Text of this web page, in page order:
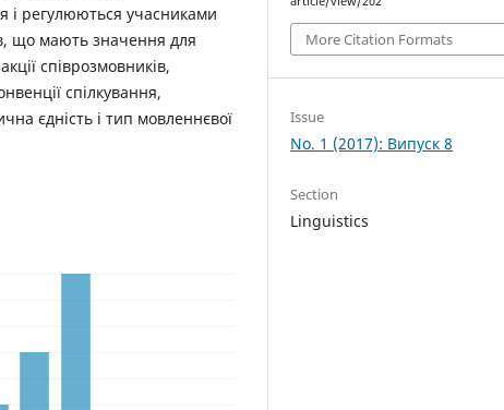
і регулюються учасниками
що мають значення для
співрозмовників,
спілкування,
єдність і тип мовленнєвої
More Citation Formats
Issue
No. 1 (2017): Випуск 8
Section
Linguistics